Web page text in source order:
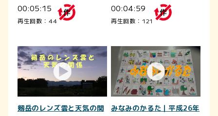
00:05:15
再生回数：44
00:04:59
再生回数：121
剱岳のレンズ雲と天気の関
みなみのかるた｜平成26年